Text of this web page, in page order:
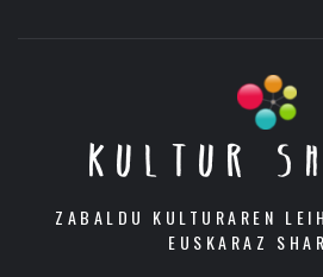
KULTUR
ZABALDU KULTURAREN
EUSKARAZ